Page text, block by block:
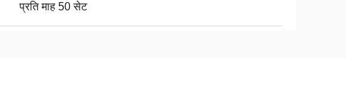
प्रति माह 50 सेट